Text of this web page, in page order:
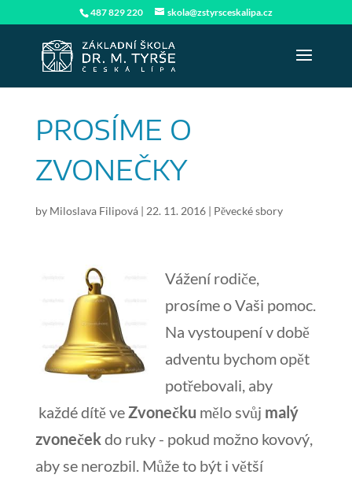
487 829 220 skola@zstyrsceskalipa.cz
PROSÍME O
ZVONEČKY
by Miloslava Filipová| 22. 11. 2016| Pěvecké sbory
Vážení rodiče,
prosíme o Vaši pomoc.
Na vystoupení v době
adventu bychom opět
potřebovali, aby
každé dítě veZvonečku mělo svůj malý
zvonečekdo ruky - pokud možno kovový,
aby se nerozbil. Může to být i větší